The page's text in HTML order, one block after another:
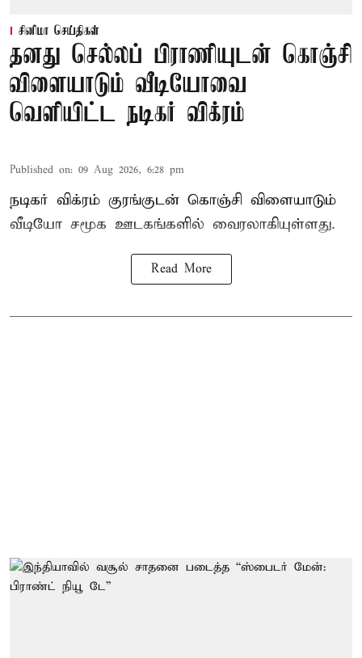
சினிமா செய்திகள்
தனது செல்லப் பிராணியுடன் கொஞ்சி
விளையாடும் வீடியோவை
வெளியிட்ட நடிகர் விக்ரம்
Published on: 09 Aug 2026, 6:28 pm
நடிகர் விக்ரம் குரங்குடன் கொஞ்சி விளையாடும்
வீடியோ சமூக ஊடகங்களில் வைரலாகியுள்ளது.
Read More